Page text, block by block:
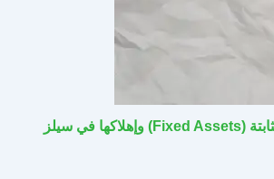
كيف تدير الأصول الثابتة (Fixed Assets) وإهلاكها في سيلز